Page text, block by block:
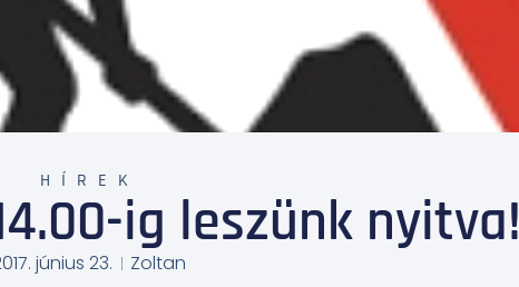
HÍREK
ig leszünk nyitva!
június 23. Zoltan